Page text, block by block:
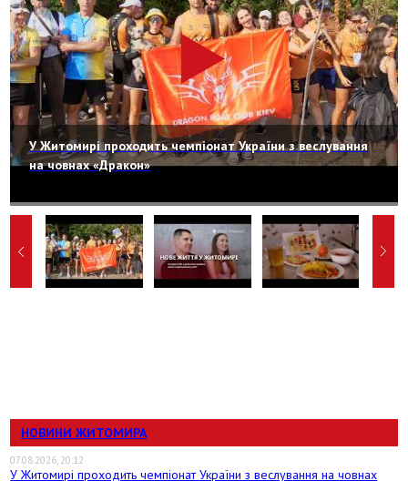
У Житомирі проходить чемпіонат України з веслування
на човнах «Дракон»
НОВИНИ ЖИТОМИРА
07.08.2026, 20:12
У Житомирі проходить чемпіонат України з веслування на човнах